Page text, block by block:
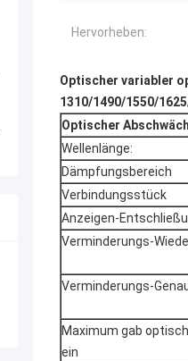
Hervorheben:
Optischer variabler
1310/1490/1550/
Optischer
Wellenlänge:
Dämpfungsbereich
Verbindungsstück
Anzeigen-
Verminderungs-
Verminderungs-
Maximum gab
ein